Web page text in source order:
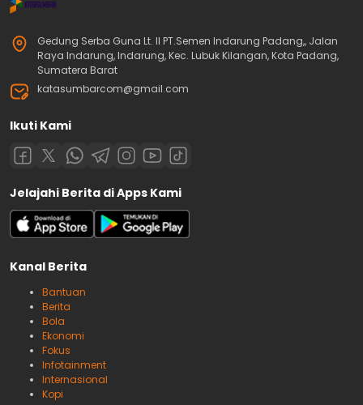
Gedung Serba Guna Lt. II PT.Semen Indarung Padang,, Jalan
Raya Indarung, Indarung, Kec. Lubuk Kilangan, Kota Padang,
Sumatera Barat
katasumbarcom@gmail.com
Ikuti Kami
Jelajahi Berita di Apps Kami
Kanal Berita
Bantuan
Berita
Bola
Ekonomi
Fokus
Infotainment
Internasional
Kopi